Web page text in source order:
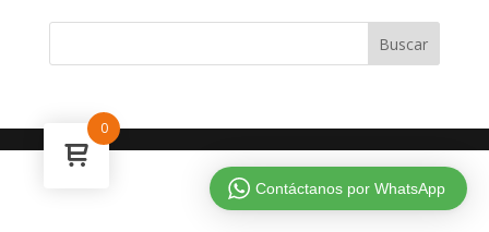
0
Contáctanos por WhatsApp